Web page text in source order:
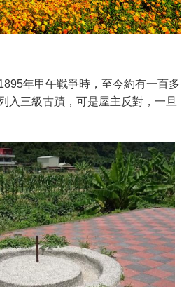
街中最大的活動空間，每天幾乎都
易。三坑子街形成於清朝，永福宮
出所、雜貨店、啤酒屋、棺材店…
房屋大致上有二種：所存最多的是
街屋的形式、屋頂的形式都相類
疊砌而成，牆壁是與鄰居共用，從
二個窗戶，除了有透氣功能之外，
功能。以往晚上關店時，若有人要
戶來探視，若是熟人才會開門，不
品垂下以完成交易，確保安全。■
台灣第一個進口櫻麥酒，閩南或是
從右念到左，櫻花啤酒屋是永福宮
姑爹所開，當時除了有賣雜貨之
酒是當時的日本酒。開店時間是在
期間，當時居民應該經濟能力不
時興建桃園大圳的技術人員、領薪
年甲午戰爭時，至今約有一百多
入三級古蹟，可是屋主反對，一旦
法自行修繕，損壞的地方就不能修
齡，所以張家都說自己是張九齡的
族關念很重，到現在還是一樣。當
時，可以說是「童叟無欺」，大家
家鄉發生飢荒，因此私自發行「青
好像鏢局有發行自己的鏢單一樣，
」非常有信用，到哪裡都可以對
善舉，賜與「青錢第」之封號。其
河堂」，是因為祖先當時住在清河